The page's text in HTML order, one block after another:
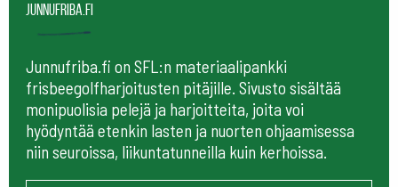
Junnufriba.fi
Junnufriba.fi on SFL:n materiaalipankki
frisbeegolfharjoitusten pitäjille. Sivusto sisältää
monipuolisia pelejä ja harjoitteita, joita voi
hyödyntää etenkin lasten ja nuorten ohjaamisessa
niin seuroissa, liikuntatunneilla kuin kerhoissa.